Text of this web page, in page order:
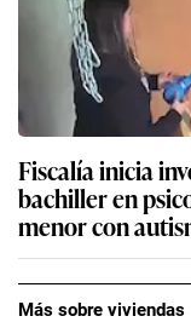
Fiscalía inicia
bachiller en
menor con
Más sobre viviendas